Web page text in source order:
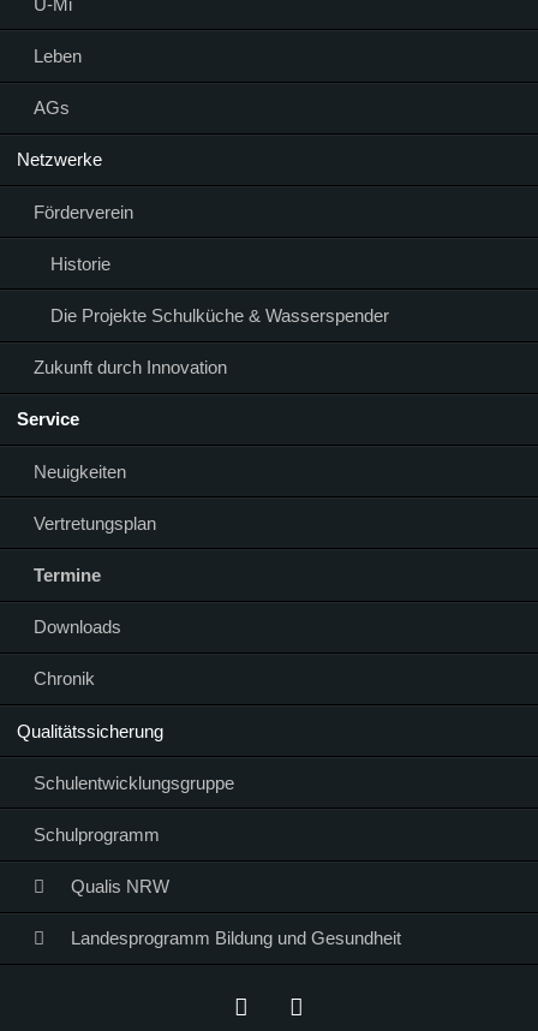
Leben
AGs
Netzwerke
Förderverein
Historie
Die Projekte Schulküche & Wasserspender
Zukunft durch Innovation
Service
Neuigkeiten
Vertretungsplan
Termine
Downloads
Chronik
Qualitätssicherung
Schulentwicklungsgruppe
Schulprogramm
Qualis NRW
Landesprogramm Bildung und Gesundheit